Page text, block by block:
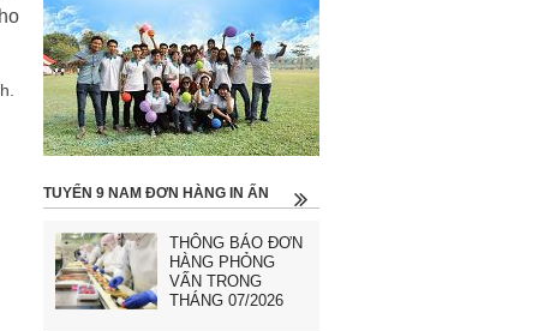
TUYỂN 9 NAM ĐƠN HÀNG IN ẤN
THÔNG BÁO ĐƠN
HÀNG PHỎNG
VẤN TRONG
THÁNG 07/2026